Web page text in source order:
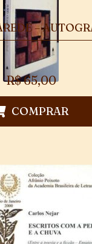
–
R$65,00
COMPRAR